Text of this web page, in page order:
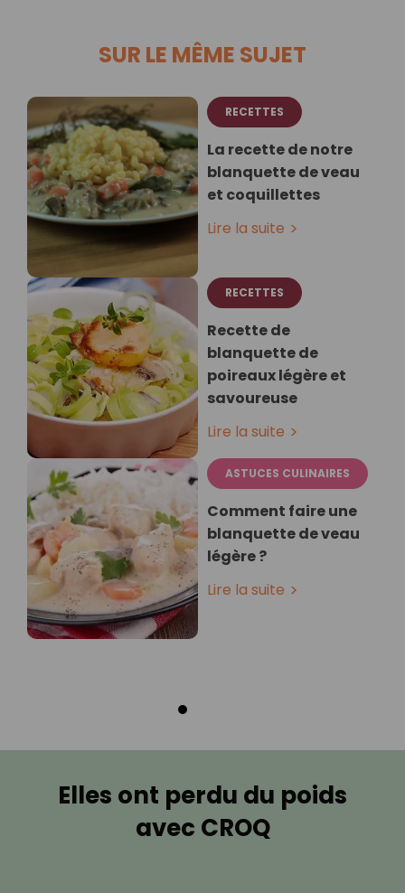
SUR LE MÊME SUJET
RECETTES
La recette de notre
blanquette de veau
et coquillettes
Lire la suite
RECETTES
Recette de
blanquette de
poireaux légère et
savoureuse
Lire la suite
ASTUCES CULINAIRES
Comment faire une
blanquette de veau
légère ?
Lire la suite
Elles ont perdu du poids
avec CROQ